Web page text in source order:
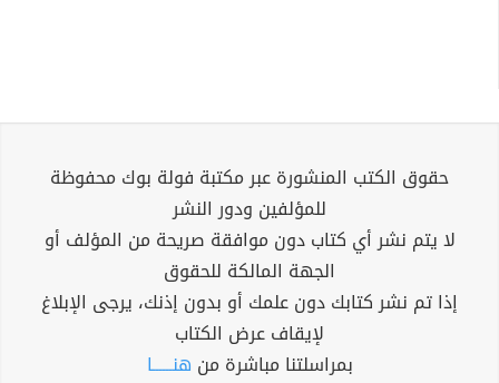
حقوق الكتب المنشورة عبر مكتبة فولة بوك محفوظة
للمؤلفين ودور النشر
لا يتم نشر أي كتاب دون موافقة صريحة من المؤلف أو
الجهة المالكة للحقوق
إذا تم نشر كتابك دون علمك أو بدون إذنك، يرجى الإبلاغ
لإيقاف عرض الكتاب
بمراسلتنا مباشرة من هنــــــا